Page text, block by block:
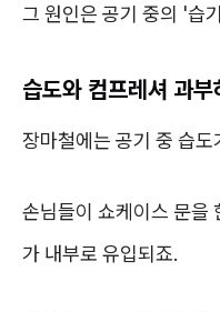
그 원인은 공기 중의 '습
습도와 컴프레셔 과
장마철에는 공기 중 습도
손님들이 쇼케이스 문을
가 내부로 유입되죠.